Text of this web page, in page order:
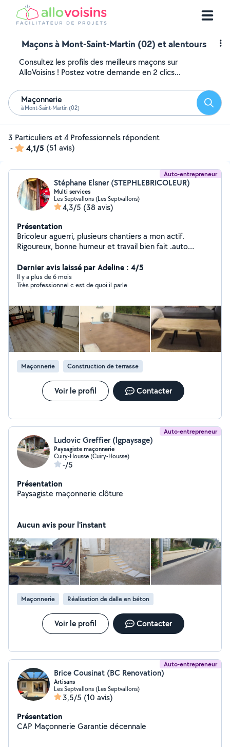
Maçons à Mont-Saint-Martin (02) et alentours
Consultez les profils des meilleurs maçons sur
AlloVoisins ! Postez votre demande en 2 clics...
Maçonnerie
à Mont-Saint-Martin (02)
3 Particuliers et 4 Professionnels répondent
-
4,1/5 (51 avis)
Auto-entrepreneur
Stéphane Elsner (STEPHLEBRICOLEUR)
Multi services
Les Septvallons (Les Septvallons)
4,3/5 (38 avis)
Présentation
Bricoleur aguerri, plusieurs chantiers a mon actif.
Rigoureux, bonne humeur et travail bien fait .auto
Dernier avis laissé par Adeline : 4/5
Il y a plus de 6 mois
Très professionnel c est de quoi il parle
Maçonnerie Construction de terrasse
Voir le profil Contacter
Auto-entrepreneur
Ludovic Greffier (lgpaysage)
Paysagiste maçonnerie
Cuiry-Housse (Cuiry-Housse)
-/5
Présentation
Paysagiste maçonnerie clôture
Aucun avis pour l'instant
Maçonnerie Réalisation de dalle en béton
Voir le profil Contacter
Auto-entrepreneur
Brice Cousinat (BC Renovation)
Artisans
Les Septvallons (Les Septvallons)
3,5/5 (10 avis)
Présentation
CAP Maçonnerie Garantie décennale